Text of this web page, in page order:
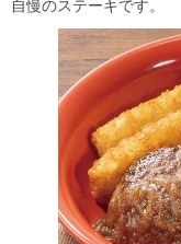
自慢のステーキです。